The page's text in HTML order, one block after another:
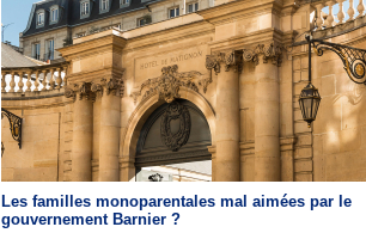
Les familles monoparentales mal aimées par le
gouvernement Barnier ?